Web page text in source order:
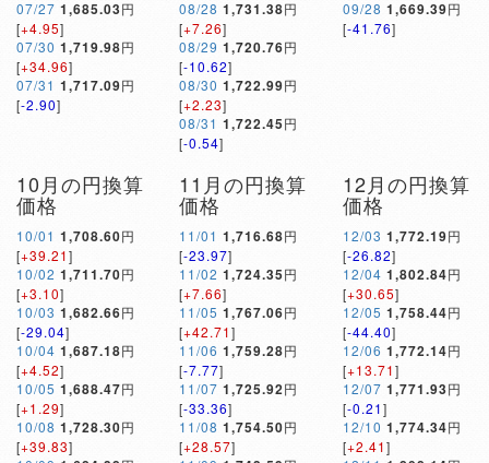
07/27 1,685.03円
[+4.95]
07/30 1,719.98円
[+34.96]
07/31 1,717.09円
[-2.90]
08/28 1,731.38円
[+7.26]
08/29 1,720.76円
[-10.62]
08/30 1,722.99円
[+2.23]
08/31 1,722.45円
[-0.54]
09/28 1,669.39円
[-41.76]
10月の円換算
価格
10/01 1,708.60円
[+39.21]
10/02 1,711.70円
[+3.10]
10/03 1,682.66円
[-29.04]
10/04 1,687.18円
[+4.52]
10/05 1,688.47円
[+1.29]
10/08 1,728.30円
[+39.83]
11月の円換算
価格
11/01 1,716.68円
[-23.97]
11/02 1,724.35円
[+7.66]
11/05 1,767.06円
[+42.71]
11/06 1,759.28円
[-7.77]
11/07 1,725.92円
[-33.36]
11/08 1,754.50円
[+28.57]
12月の円換算
価格
12/03 1,772.19円
[-26.82]
12/04 1,802.84円
[+30.65]
12/05 1,758.44円
[-44.40]
12/06 1,772.14円
[+13.71]
12/07 1,771.93円
[-0.21]
12/10 1,774.34円
[+2.41]